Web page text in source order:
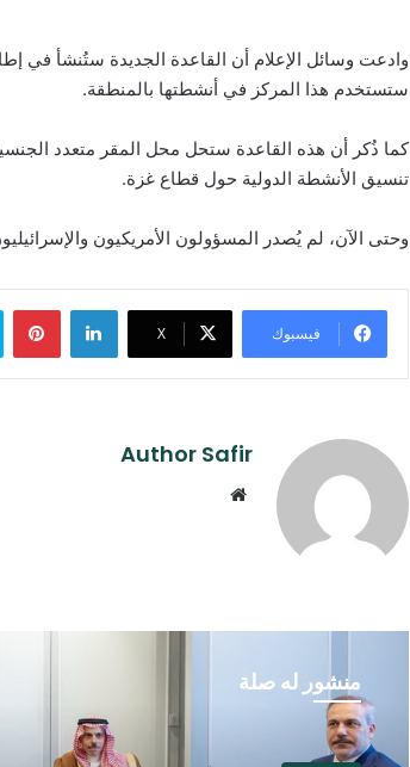
وادعت وسائل الإعلام أن القاعدة الجديدة ستُنشأ في
ستستخدم هذا المركز في أنشطتها بالمنطقة.
كما ذُكر أن هذه القاعدة ستحل محل المقر متعدد
تنسيق الأنشطة الدولية حول قطاع غزة.
وحتى الآن، لم يُصدر المسؤولون الأمريكيون
فيسبوك ‫X
لينكدإن
Author Safir
منشور له صلة